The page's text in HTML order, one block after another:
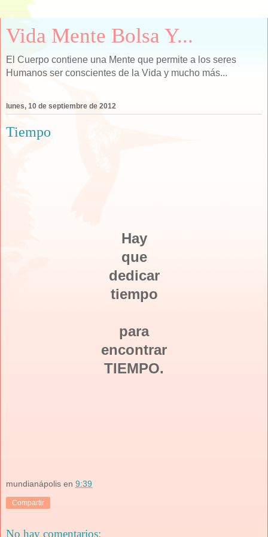
Vida Mente Bolsa Y...
El Cuerpo contiene una Mente que permite a los seres
Humanos ser conscientes de la Vida y mucho más...
lunes, 10 de septiembre de 2012
Tiempo
Hay
que
dedicar
tiempo
para
encontrar
TIEMPO.
mundianápolis en 9:39
Compartir
No hay comentarios: